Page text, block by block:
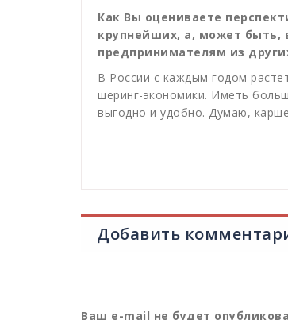
Как Вы оцениваете
крупнейших, а, может быть,
предпринимателям из
В России с каждым годом
шеринг-экономики. Иметь
выгодно и удобно. Думаю,
Добавить
Ваш e-mail не будет